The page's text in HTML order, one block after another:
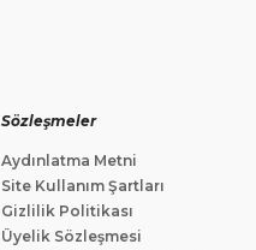
Sözleşmeler
Aydınlatma Metni
Site Kullanım Şartları
Gizlilik Politikası
Üyelik Sözleşmesi